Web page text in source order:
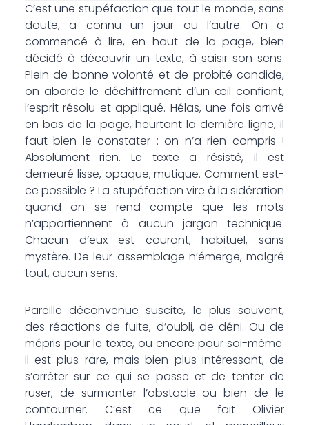
C’est une stupéfaction que tout le monde, sans
doute, a connu un jour ou l’autre. On a
commencé à lire, en haut de la page, bien
décidé à découvrir un texte, à saisir son sens.
Plein de bonne volonté et de probité candide,
on aborde le déchiffrement d’un œil confiant,
l’esprit résolu et appliqué. Hélas, une fois arrivé
en bas de la page, heurtant la dernière ligne, il
faut bien le constater : on n’a rien compris !
Absolument rien. Le texte a résisté, il est
demeuré lisse, opaque, mutique. Comment est-
ce possible ? La stupéfaction vire à la sidération
quand on se rend compte que les mots
n’appartiennent à aucun jargon technique.
Chacun d’eux est courant, habituel, sans
mystère. De leur assemblage n’émerge, malgré
tout, aucun sens.
Pareille déconvenue suscite, le plus souvent,
des réactions de fuite, d’oubli, de déni. Ou de
mépris pour le texte, ou encore pour soi-même.
Il est plus rare, mais bien plus intéressant, de
s’arrêter sur ce qui se passe et de tenter de
ruser, de surmonter l’obstacle ou bien de le
contourner. C’est ce que fait Olivier